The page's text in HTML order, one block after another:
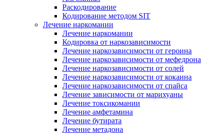
Раскодирование
Кодирование методом SIT
Лечение наркомании
Лечение наркомании
Кодировка от наркозависимости
Лечение наркозависимости от героина
Лечение наркозависимости от мефедрона
Лечение наркозависимости от солей
Лечение наркозависимости от кокаина
Лечение наркозависимости от спайса
Лечение зависимости от марихуаны
Лечение токсикомании
Лечение амфетамина
Лечение бутирата
Лечение метадона